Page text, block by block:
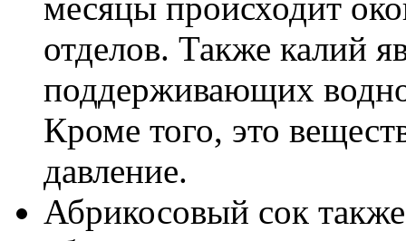
отделов. Также калий
поддерживающих
Кроме того, это
давление.
Абрикосовый сок